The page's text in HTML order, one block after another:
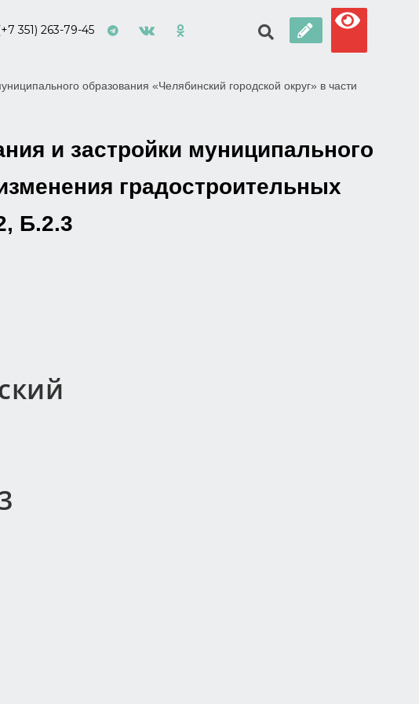
351) 263-79-45
образования «Челябинский городской округ» в части
и застройки муниципального
градостроительных
Б.2.3